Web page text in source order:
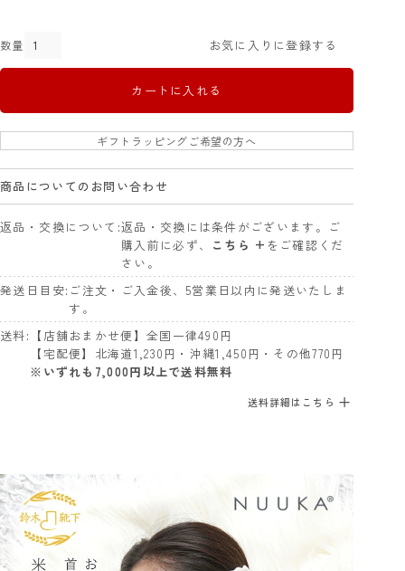
お気に入りに登録する
カートに入れる
ギフトラッピングご希望の方へ
商品についてのお問い合わせ
返品・交換について 返品・交換には条件がございます。ご
購入前に必ず、 こちら + をご確認くだ
さい。
発送日目安 ご注文・ご入金後、5営業日以内に発送いたしま
す。
送料
【店舗おまかせ便】全国一律490円
【宅配便】北海道1,230円・沖縄1,450円・その他770円
※いずれも7,000円以上で送料無料
送料詳細はこちら